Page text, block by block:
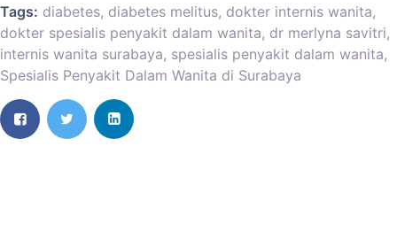
Tags: diabetes, diabetes melitus, dokter internis wanita,
dokter spesialis penyakit dalam wanita, dr merlyna savitri,
internis wanita surabaya, spesialis penyakit dalam wanita,
Spesialis Penyakit Dalam Wanita di Surabaya